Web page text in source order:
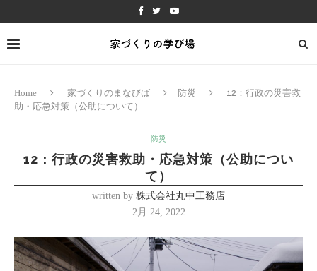
Home 家づくりのまなびば 防災
12：行政の災害救
助・応急対策（公助について）
防災
12：行政の災害救助・応急対策（公助につい
て）
written by 株式会社丸中工務店
2月 24, 2022